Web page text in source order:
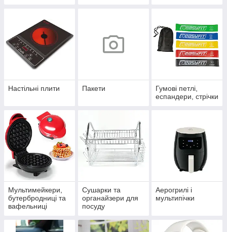
Настільні плити Пакети
Гумові петлі,
еспандери, стрічки
Мультимейкери,
бутербродниці та
вафельниці
Сушарки та
органайзери для
посуду
Аерогрилі і
мультипічки